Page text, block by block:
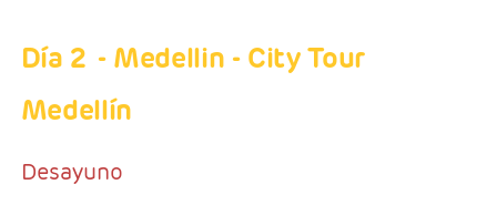
Día 2 - Medellin - City Tour
Medellín
Desayuno